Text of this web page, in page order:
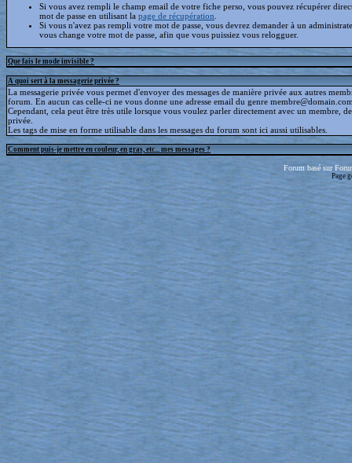
Si vous avez rempli le champ email de votre fiche perso, vous pouvez récupérer
mot de passe en utilisant la page de récupération
Si vous n'avez pas rempli votre mot de passe, vous devrez demander à un
vous change votre mot de passe, afin que vous puissiez vous relogguer.
Que fais le mode invisible ?
A quoi sert à la messagerie privée ?
La messagerie privée vous permet d'envoyer des messages de manière privée aux autres
forum. En aucun cas celle-ci ne vous donne une adresse email du genre
Cependant, cela peut être très utile lorsque vous voulez parler directement avec un membre,
privée.
Les tags de mise en forme utilisable dans les messages du forum sont ici aussi utilisables.
Comment puis-je mettre en couleur, en gras, etc... mes messages ?
Forum basé sur
Page